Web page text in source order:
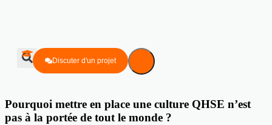
Discuter d'un projet
Pourquoi mettre en place une culture QHSE n’est
pas à la portée de tout le monde ?